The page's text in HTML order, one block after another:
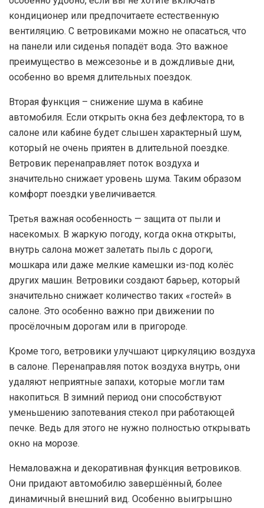
кондиционер или предпочитаете естественную
вентиляцию. С ветровиками можно не опасаться, что
на панели или сиденья попадёт вода. Это важное
преимущество в межсезонье и в дождливые дни,
особенно во время длительных поездок.
Вторая функция – снижение шума в кабине
автомобиля. Если открыть окна без дефлектора, то в
салоне или кабине будет слышен характерный шум,
который не очень приятен в длительной поездке.
Ветровик перенаправляет поток воздуха и
значительно снижает уровень шума. Таким образом
комфорт поездки увеличивается.
Третья важная особенность — защита от пыли и
насекомых. В жаркую погоду, когда окна открыты,
внутрь салона может залетать пыль с дороги,
мошкара или даже мелкие камешки из-под колёс
других машин. Ветровики создают барьер, который
значительно снижает количество таких «гостей» в
салоне. Это особенно важно при движении по
просёлочным дорогам или в пригороде.
Кроме того, ветровики улучшают циркуляцию воздуха
в салоне. Перенаправляя поток воздуха внутрь, они
удаляют неприятные запахи, которые могли там
накопиться. В зимний период они способствуют
уменьшению запотевания стекол при работающей
печке. Ведь для этого не нужно полностью открывать
окно на морозе.
Немаловажна и декоративная функция ветровиков.
Они придают автомобилю завершённый, более
динамичный внешний вид. Особенно выигрышно